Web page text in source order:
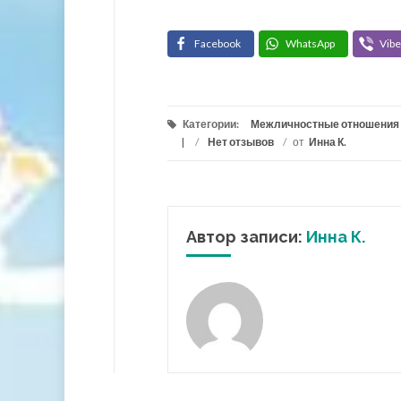
Facebook WhatsApp
Категории:
Межличностные отношения
/
Нет отзывов / от Инна К.
Автор записи: Инна К.